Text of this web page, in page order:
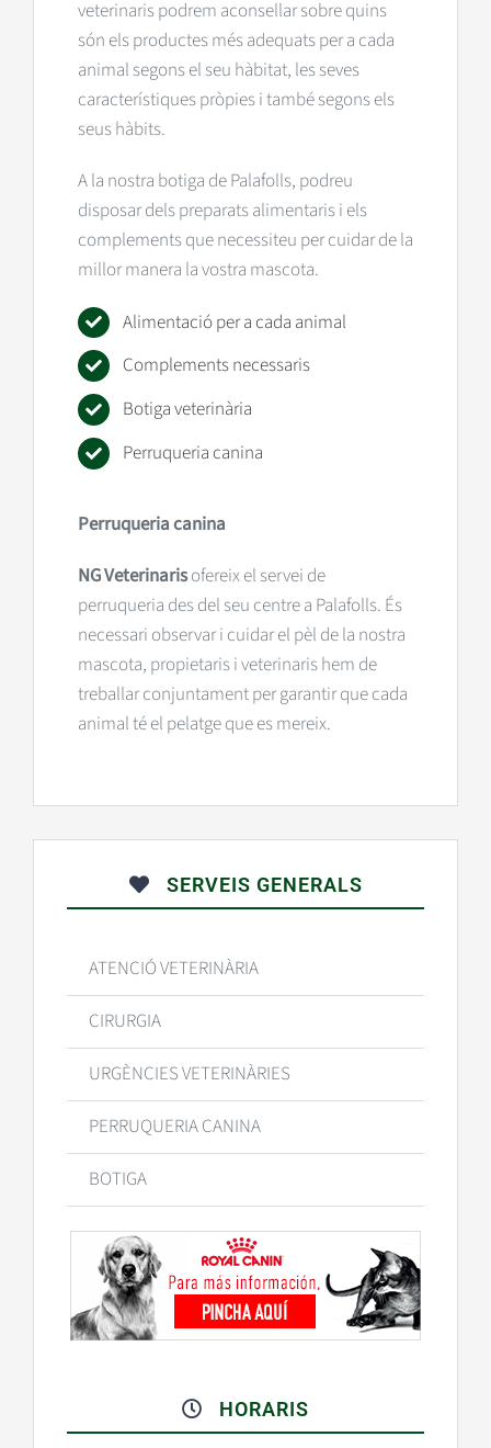
veterinaris podrem aconsellar sobre quins
són els productes més adequats per a cada
animal segons el seu hàbitat, les seves
característiques pròpies i també segons els
seus hàbits.
A la nostra botiga de Palafolls, podreu
disposar dels preparats alimentaris i els
complements que necessiteu per cuidar de la
millor manera la vostra mascota.
Alimentació per a cada animal
Complements necessaris
Botiga veterinària
Perruqueria canina
Perruqueria canina
NG Veterinarisofereix el servei de
perruqueria des del seu centre a Palafolls. És
necessari observar i cuidar el pèl de la nostra
mascota, propietaris i veterinaris hem de
treballar conjuntament per garantir que cada
animal té el pelatge que es mereix.
SERVEIS GENERALS
ATENCIÓ VETERINÀRIA
CIRURGIA
URGÈNCIES VETERINÀRIES
PERRUQUERIA CANINA
BOTIGA
HORARIS